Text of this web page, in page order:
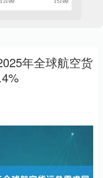
年全球航空货